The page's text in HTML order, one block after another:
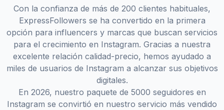
Con la confianza de más de 200 clientes habituales,
ExpressFollowers se ha convertido en la primera
opción para influencers y marcas que buscan servicios
para el crecimiento en Instagram. Gracias a nuestra
excelente relación calidad-precio, hemos ayudado a
miles de usuarios de Instagram a alcanzar sus objetivos
digitales.
En 2026, nuestro paquete de 5000 seguidores en
Instagram se convirtió en nuestro servicio más vendido